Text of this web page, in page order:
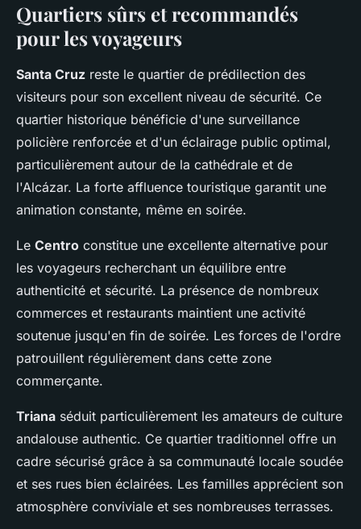
Quartiers sûrs et recommandés
pour les voyageurs
Santa Cruz reste le quartier de prédilection des
visiteurs pour son excellent niveau de sécurité. Ce
quartier historique bénéficie d'une surveillance
policière renforcée et d'un éclairage public optimal,
particulièrement autour de la cathédrale et de
l'Alcázar. La forte affluence touristique garantit une
animation constante, même en soirée.
Le Centro constitue une excellente alternative pour
les voyageurs recherchant un équilibre entre
authenticité et sécurité. La présence de nombreux
commerces et restaurants maintient une activité
soutenue jusqu'en fin de soirée. Les forces de l'ordre
patrouillent régulièrement dans cette zone
commerçante.
Triana séduit particulièrement les amateurs de culture
andalouse authentic. Ce quartier traditionnel offre un
cadre sécurisé grâce à sa communauté locale soudée
et ses rues bien éclairées. Les familles apprécient son
atmosphère conviviale et ses nombreuses terrasses.